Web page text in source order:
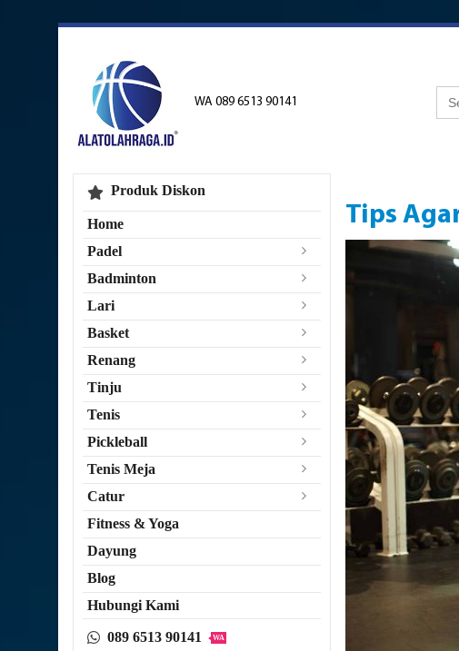
WA 089 6513 90141
for:
Tips
Produk Diskon
Home
Padel
Badminton
Lari
Basket
Renang
Tinju
Tenis
Pickleball
Tenis Meja
Catur
Fitness & Yoga
Dayung
Blog
Hubungi Kami
089 6513 90141 WA